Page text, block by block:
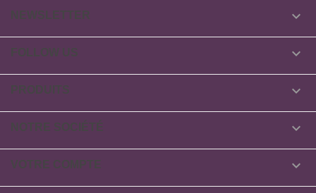




